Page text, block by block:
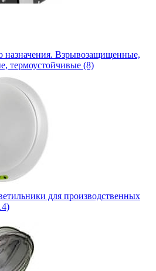
назначения. Взрывозащищенные,
термоустойчивые (8)
для производственных